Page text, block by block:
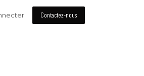
Contactez-nous